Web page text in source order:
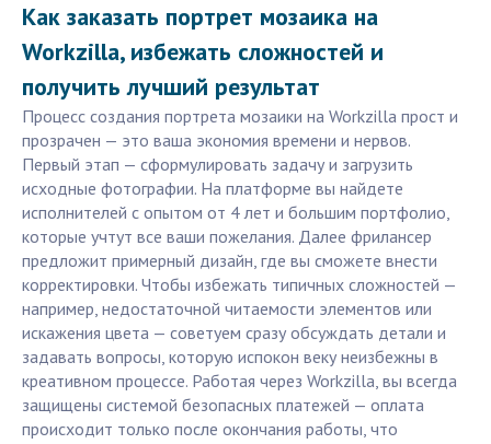
Как заказать портрет мозаика на
Workzilla, избежать сложностей и
получить лучший результат
Процесс создания портрета мозаики на Workzilla прост и
прозрачен — это ваша экономия времени и нервов.
Первый этап — сформулировать задачу и загрузить
исходные фотографии. На платформе вы найдете
исполнителей с опытом от 4 лет и большим портфолио,
которые учтут все ваши пожелания. Далее фрилансер
предложит примерный дизайн, где вы сможете внести
корректировки. Чтобы избежать типичных сложностей —
например, недостаточной читаемости элементов или
искажения цвета — советуем сразу обсуждать детали и
задавать вопросы, которую испокон веку неизбежны в
креативном процессе. Работая через Workzilla, вы всегда
защищены системой безопасных платежей — оплата
происходит только после окончания работы, что